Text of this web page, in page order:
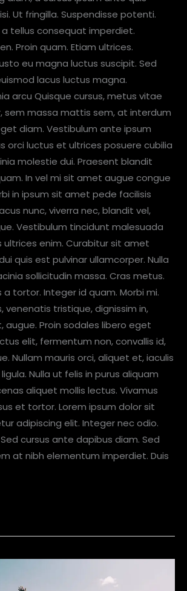
Ut fringilla. Suspendisse potenti.
tellus consequat imperdiet.
Proin quam. Etiam ultrices.
eu magna luctus suscipit. Sed
lacus luctus magna.
arcu Quisque cursus, metus vitae
sem massa mattis sem, at interdum
diam. Vestibulum ante ipsum
orci luctus et ultrices posuere cubilia
molestie dui. Praesent blandit
In vel mi sit amet augue congue
in ipsum sit amet pede facilisis
nunc, viverra nec, blandit vel,
Vestibulum tincidunt malesuada
ultrices enim. Curabitur sit amet
quis est pulvinar ullamcorper. Nulla
sollicitudin massa. Cras metus.
a tortor. Integer id quam. Morbi mi.
venenatis tristique, dignissim in,
augue. Proin sodales libero eget
elit, fermentum non, convallis id,
Nullam mauris orci, aliquet et, iaculis
Nulla ut felis in purus aliquam
aliquet mollis lectus. Vivamus
et tortor. Lorem ipsum dolor sit
adipiscing elit. Integer nec odio.
cursus ante dapibus diam. Sed
at nibh elementum imperdiet. Duis